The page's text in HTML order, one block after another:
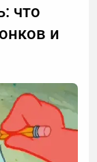
что
и